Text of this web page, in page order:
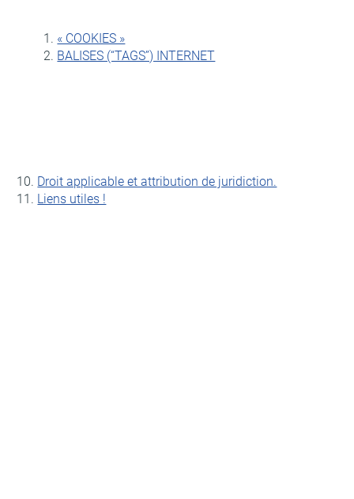
« COOKIES »
BALISES (“TAGS”) INTERNET
Droit applicable et attribution de juridiction.
Liens utiles !